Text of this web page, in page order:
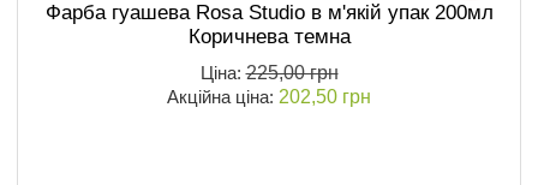
Фарба гуашева Rosa Studio в м'якій упак 200мл
Коричнева темна
Ціна:225,00 грн
Акційна ціна: 202,50 грн